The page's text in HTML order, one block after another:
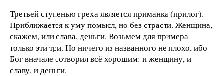
Третьей ступенью греха является приманка (прилог).
Приближается к уму помысл, но без страсти. Женщина,
скажем, или слава, деньги. Возьмем для примера
только эти три. Но ничего из названного не плохо, ибо
Бог вначале сотворил всё хорошим: и женщину, и
славу, и деньги.